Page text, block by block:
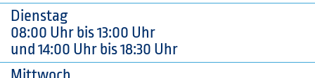
Dienstag
08:00 Uhr bis 13:00 Uhr
und 14:00 Uhr bis 18:30 Uhr